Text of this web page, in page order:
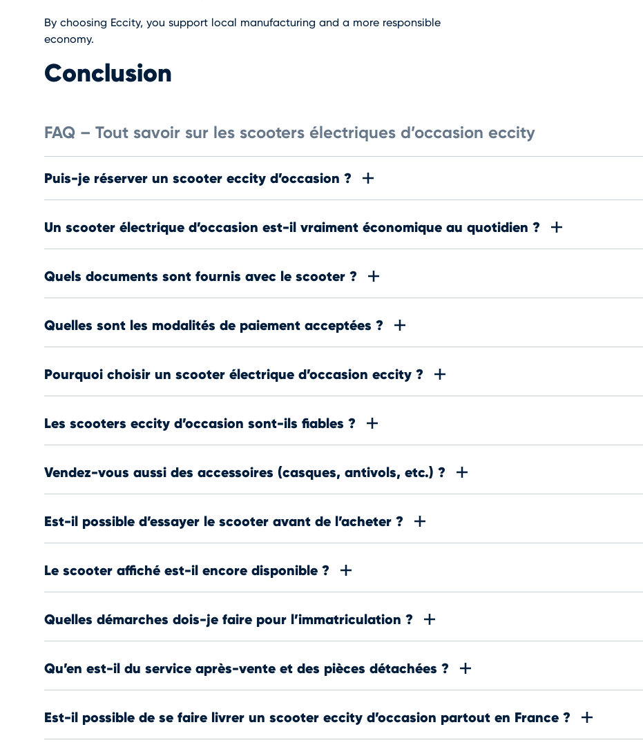
By choosing Eccity, you support local manufacturing and a more responsible
economy.
Conclusion
FAQ – Tout savoir sur les scooters électriques d’occasion eccity
Puis-je réserver un scooter eccity d’occasion ?
Un scooter électrique d’occasion est-il vraiment économique au quotidien ?
Quels documents sont fournis avec le scooter ?
Quelles sont les modalités de paiement acceptées ?
Pourquoi choisir un scooter électrique d’occasion eccity ?
Les scooters eccity d’occasion sont-ils fiables ?
Vendez-vous aussi des accessoires (casques, antivols, etc.) ?
Est-il possible d’essayer le scooter avant de l’acheter ?
Le scooter affiché est-il encore disponible ?
Quelles démarches dois-je faire pour l’immatriculation ?
Qu’en est-il du service après-vente et des pièces détachées ?
Est-il possible de se faire livrer un scooter eccity d’occasion partout en France ?